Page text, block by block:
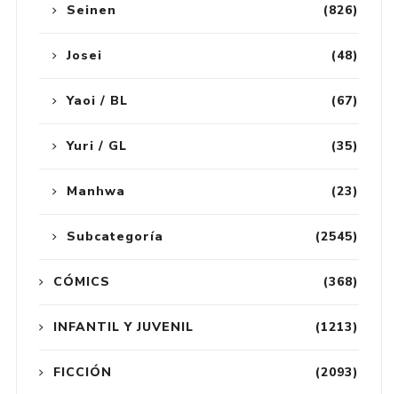
(826)
Seinen
(48)
Josei
(67)
Yaoi / BL
(35)
Yuri / GL
(23)
Manhwa
(2545)
Subcategoría
(368)
CÓMICS
(1213)
INFANTIL Y JUVENIL
(2093)
FICCIÓN